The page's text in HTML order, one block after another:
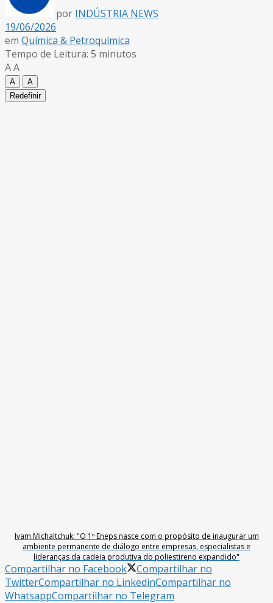
por INDÚSTRIA NEWS
19/06/2026
em Química & Petroquímica
Tempo de Leitura: 5 minutos
AA
A
A
Redefinir
Ivam Michaltchuk: "O 1º Eneps nasce com o propósito de inaugurar um
ambiente permanente de diálogo entre empresas, especialistas e
lideranças da cadeia produtiva do poliestireno expandido"
Compartilhar no Facebook
Compartilhar no
TwitterCompartilhar no LinkedinCompartilhar no
WhatsappCompartilhar no Telegram